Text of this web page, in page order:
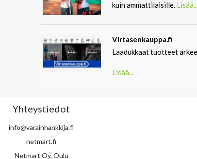
kuin ammattilaisille.
Virtasenkauppa.fi
Laadukkaat tuotteet
Lisää...
Yhteystiedot
info@varainhankkija.fi
netmart.fi
Netmart Oy, Oulu